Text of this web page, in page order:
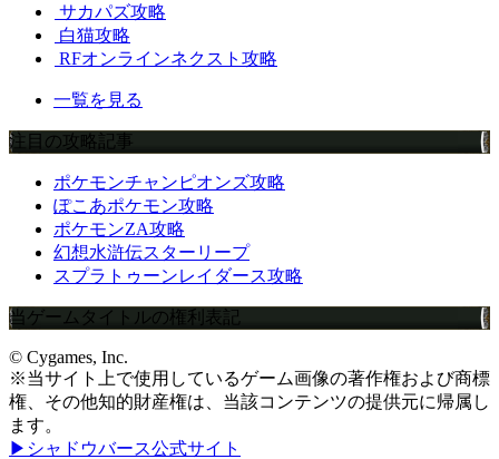
サカパズ攻略
白猫攻略
RFオンラインネクスト攻略
一覧を見る
注目の攻略記事
ポケモンチャンピオンズ攻略
ぽこあポケモン攻略
ポケモンZA攻略
幻想水滸伝スターリープ
スプラトゥーンレイダース攻略
当ゲームタイトルの権利表記
© Cygames, Inc.
※当サイト上で使用しているゲーム画像の著作権および商標
権、その他知的財産権は、当該コンテンツの提供元に帰属し
ます。
▶シャドウバース公式サイト